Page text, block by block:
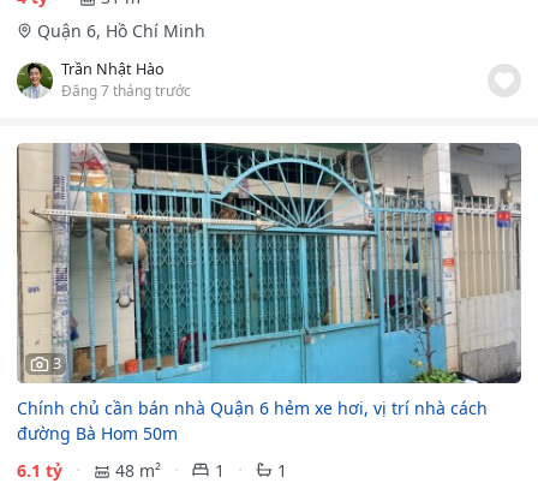
Quận 6, Hồ Chí Minh
Trần Nhật Hào
Đăng 7 tháng trước
3
Chính chủ cần bán nhà Quận 6 hẻm xe hơi, vị trí nhà cách
đường Bà Hom 50m
6.1 tỷ
48 m² 1
1